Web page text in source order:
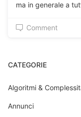
ma in generale a
Comment
CATEGORIE
Algoritmi &
Annunci